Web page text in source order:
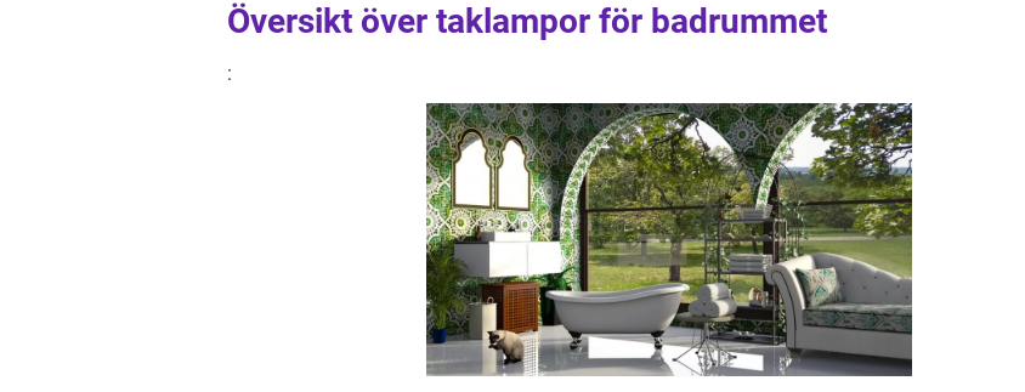
Översikt över taklampor för badrummet
: